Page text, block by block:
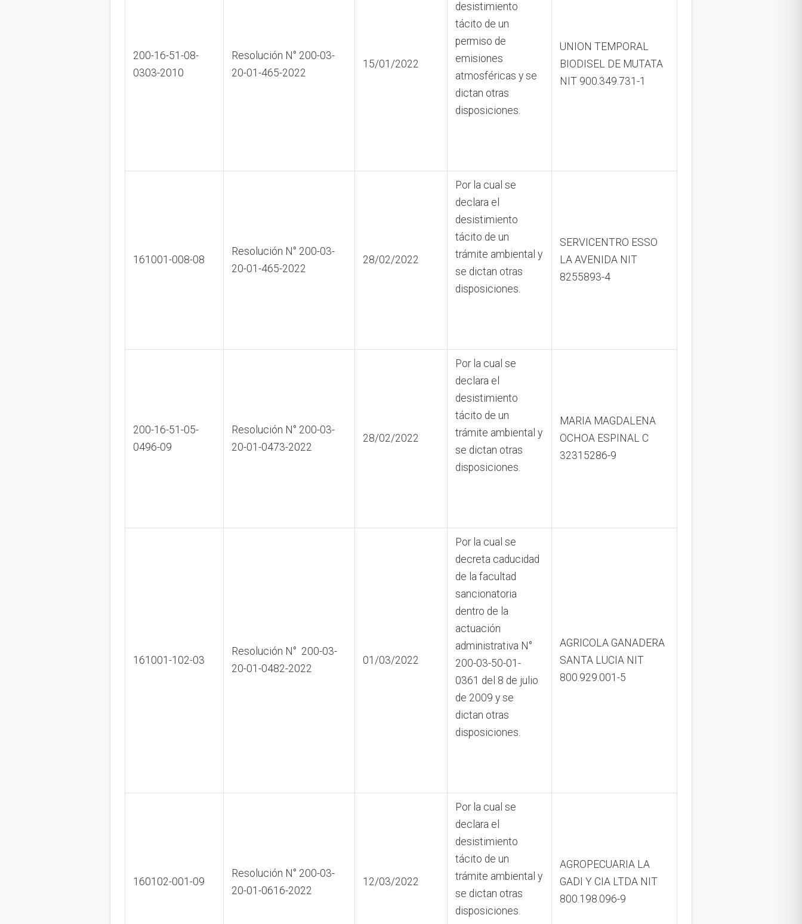
200-16-51-08-
0303-2010
Resolución N° 200-03-
20-01-465-2022
15/01/2022
desistimiento
tácito de un
permiso de
emisiones
atmosféricas y se
dictan otras
disposiciones.
UNION TEMPORAL
BIODISEL DE MUTATA
NIT 900.349.731-1
161001-008-08
Resolución N° 200-03-
20-01-465-2022
28/02/2022
Por la cual se
declara el
desistimiento
tácito de un
trámite ambiental y
se dictan otras
disposiciones.
SERVICENTRO ESSO
LA AVENIDA NIT
8255893-4
200-16-51-05-
0496-09
Resolución N° 200-03-
20-01-0473-2022
28/02/2022
Por la cual se
declara el
desistimiento
tácito de un
trámite ambiental y
se dictan otras
disposiciones.
MARIA MAGDALENA
OCHOA ESPINAL C
32315286-9
161001-102-03
Resolución N° 200-03-
20-01-0482-2022
01/03/2022
Por la cual se
decreta caducidad
de la facultad
sancionatoria
dentro de la
actuación
administrativa N°
200-03-50-01-
0361 del 8 de julio
de 2009 y se
dictan otras
disposiciones.
AGRICOLA GANADERA
SANTA LUCIA NIT
800.929.001-5
160102-001-09
Resolución N° 200-03-
20-01-0616-2022
12/03/2022
Por la cual se
declara el
desistimiento
tácito de un
trámite ambiental y
se dictan otras
disposiciones.
AGROPECUARIA LA
GADI Y CIA LTDA NIT
800.198.096-9